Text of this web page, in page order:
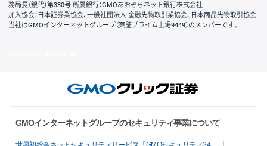
務局長（銀代）第330号 所属銀行：GMOあおぞらネット銀行株式会社
加入協会：日本証券業協会、一般社団法人 金融先物取引業協会、日本商品先物取引協会
当社はGMOインターネットグループ（東証プライム上場9449）のメンバーです。
GMOインターネットグループのセキュリティ事業について